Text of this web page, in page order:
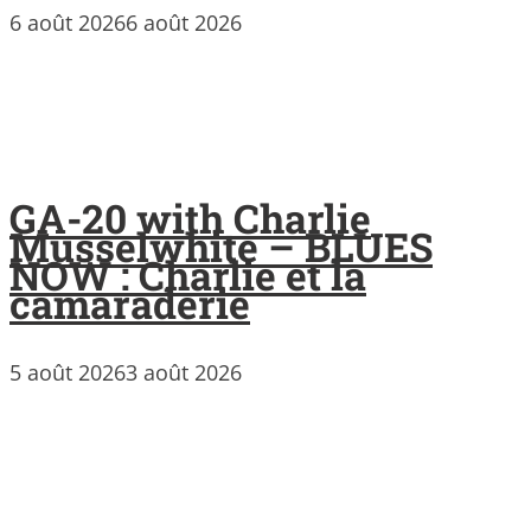
6 août 20266 août 2026
GA-20 with Charlie
Musselwhite – BLUES
NOW : Charlie et la
camaraderie
5 août 20263 août 2026